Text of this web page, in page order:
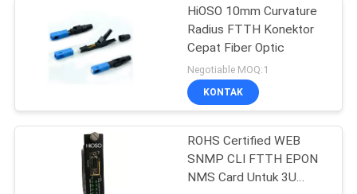
POE Switch
Saklar Gigabit
HiOSO 10mm Curvature
Radius FTTH Konektor
Cepat Fiber Optic
Negotiable MOQ:1
KONTAK
ROHS Certified WEB
SNMP CLI FTTH EPON
NMS Card Untuk 3U